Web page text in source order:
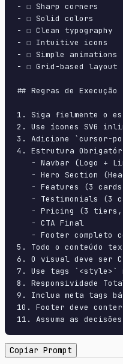
- ☐ Sharp corners
- ☐ Solid colors
- ☐ Clean typography
- ☐ Intuitive icons
- ☐ Simple animations
- ☐ Grid-based layout
## Regras de Execução
1. Siga fielmente o
2. Use ícones SVG
3. Adicione `cursor-
4. Estrutura
- Navbar (Logo +
- Hero Section
- Features (3
- Testimonials (3
- Pricing (3
   - CTA Final
- Footer completo
5. Todo o conteúdo
6. O visual deve ser
7. Use tags `<style>`
8. Responsividade
9. Inclua meta tags
10. Footer deve
11. Assuma as
Copiar Prompt